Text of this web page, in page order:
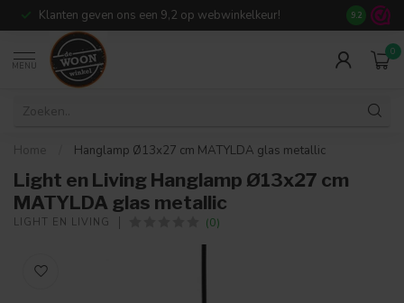
Klanten geven ons een 9,2 op webwinkelkeur! Meer dan
9.2
MENU
0
Home Hanglamp Ø13x27 cm MATYLDA glas metallic
Light en Living Hanglamp Ø13x27 cm
MATYLDA glas metallic
LIGHT EN LIVING (0)